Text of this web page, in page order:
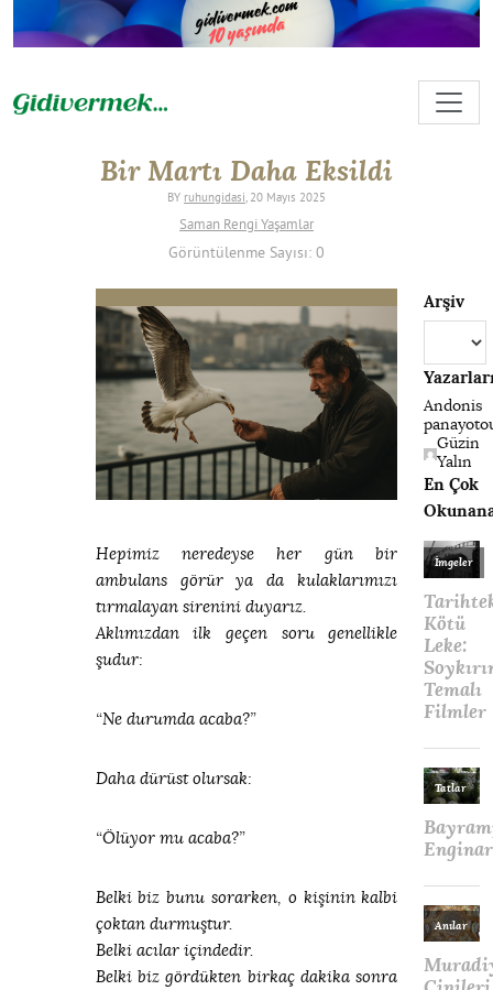
Bir Martı Daha Eksildi
BY ruhungidasi, 20 Mayıs 2025
Saman Rengi Yaşamlar
Görüntülenme Sayısı: 0
Hepimiz neredeyse her gün bir
ambulans görür ya da kulaklarımızı
tırmalayan sirenini duyarız.
Aklımızdan ilk geçen soru genellikle
şudur:
“Ne durumda acaba?”
Daha dürüst olursak:
“Ölüyor mu acaba?”
Belki biz bunu sorarken, o kişinin kalbi
çoktan durmuştur.
Belki acılar içindedir.
Belki biz gördükten birkaç dakika sonra
Arşiv
Andonis
Güzin
Yalın
En Çok